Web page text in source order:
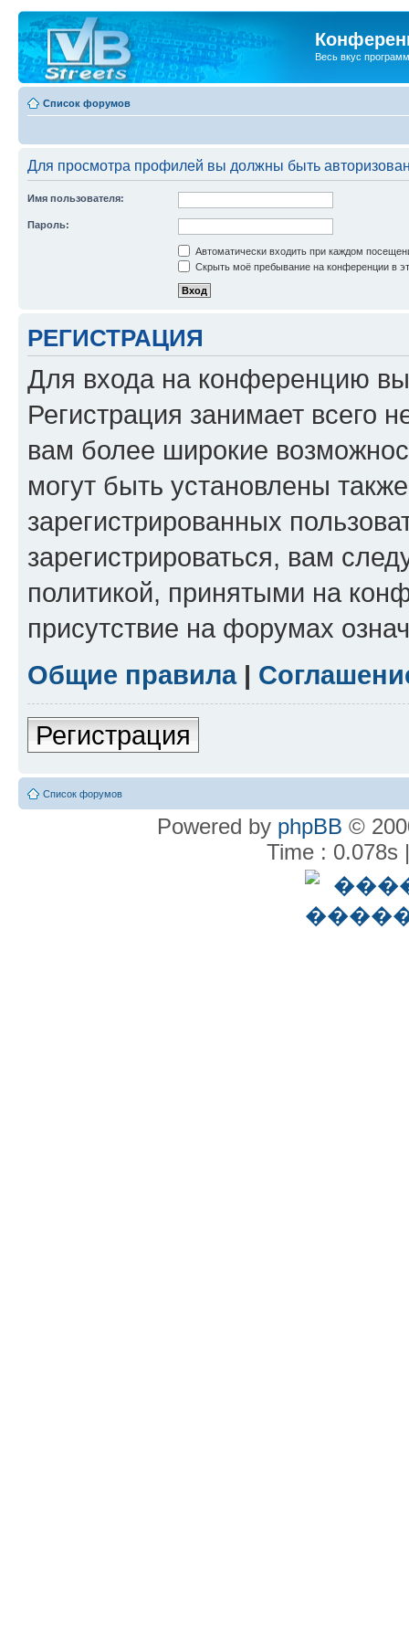
Весь вкус
Список форумов
Для просмотра профилей вы должны быть
Имя пользователя:
Пароль:
Автоматически входить при каждом
Скрыть моё пребывание на конференции в
РЕГИСТРАЦИЯ
Для входа на конференцию
Регистрация занимает всего
вам более широкие
могут быть установлены
зарегистрированных
зарегистрироваться, вам
политикой, принятыми на
присутствие на форумах
Общие правила|
Регистрация
Список форумов
Powered by phpBB ©
Time : 0.078s